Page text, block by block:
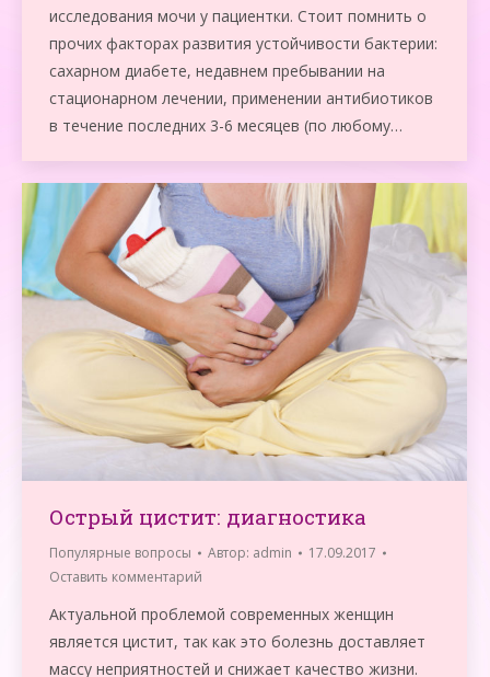
исследования мочи у пациентки. Стоит помнить о
прочих факторах развития устойчивости бактерии:
сахарном диабете, недавнем пребывании на
стационарном лечении, применении антибиотиков
в течение последних 3-6 месяцев (по любому…
Острый цистит: диагностика
Популярные вопросы Автор: admin
17.09.2017
Оставить комментарий
Актуальной проблемой современных женщин
является цистит, так как это болезнь доставляет
массу неприятностей и снижает качество жизни.